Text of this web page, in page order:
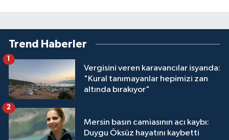
Trend Haberler
Vergisini veren karavancılar isyanda:
"Kural tanımayanlar hepimizi zan
altında bırakıyor"
1
Mersin basın camiasının acı kaybı:
Duygu Öksüz hayatını kaybetti
2